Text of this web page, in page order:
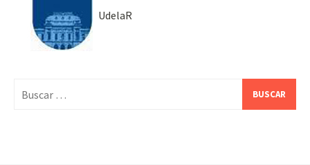
UdelaR